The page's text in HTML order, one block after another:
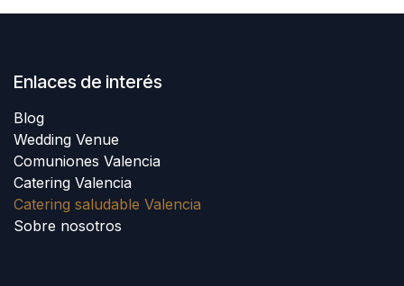
Enlaces de interés
Blog
Wedding Venue
Comuniones Valencia
Catering Valencia
Catering saludable Valencia
Sobre nosotros